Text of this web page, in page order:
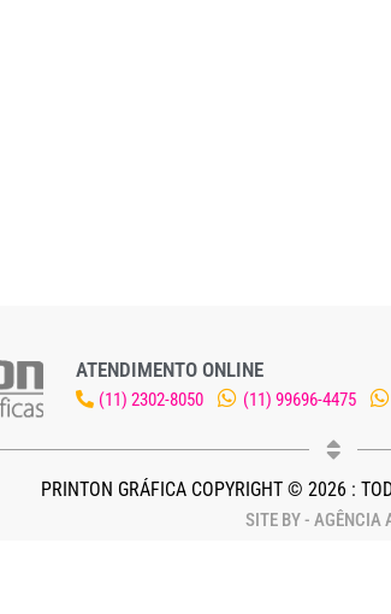
ATENDIMENTO ONLINE
(11) 2302-8050 (11) 99696-4475
PRINTON GRÁFICA COPYRIGHT © 2026 :
SITE BY - AGÊNCIA